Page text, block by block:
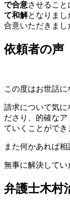
で合意させること
て和解となりまし
合意いただきまし
依頼者の声
この度はお世話に
請求について気に
ださり、的確な
ていくことができ
また何かあれば相
無事に解決してい
弁護士木村